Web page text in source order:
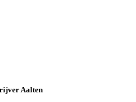
Aalten